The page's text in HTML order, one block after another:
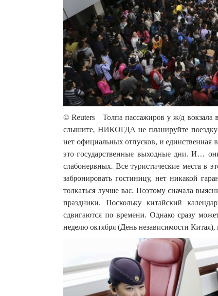
© Reuters Толпа пассажиров у ж/д
слышите, НИКОГДА не планируйте поездку
нет официальных отпусков, и
это государственные выходные дни. И…
слабонервных. Все туристические места в
забронировать гостиницу, нет никакой
толкаться лучше вас. Поэтому сначала
праздники. Поскольку китайский
сдвигаются по времени. Однако сразу
неделю октября (День независимости